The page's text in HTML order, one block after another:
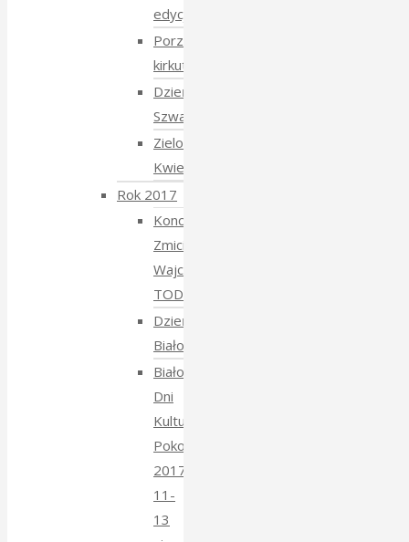
edycja
Porządkowanie
kirkutu
Dzień
Szwajcarski
Zielony
Kwiecień
Rok 2017
Koncert
Zmiciera
Wajciuszkiewicza
TODARA
Dzień
Białoruski
Białowieskie
Dni
Kultury
Pokoju
2017
11-
13